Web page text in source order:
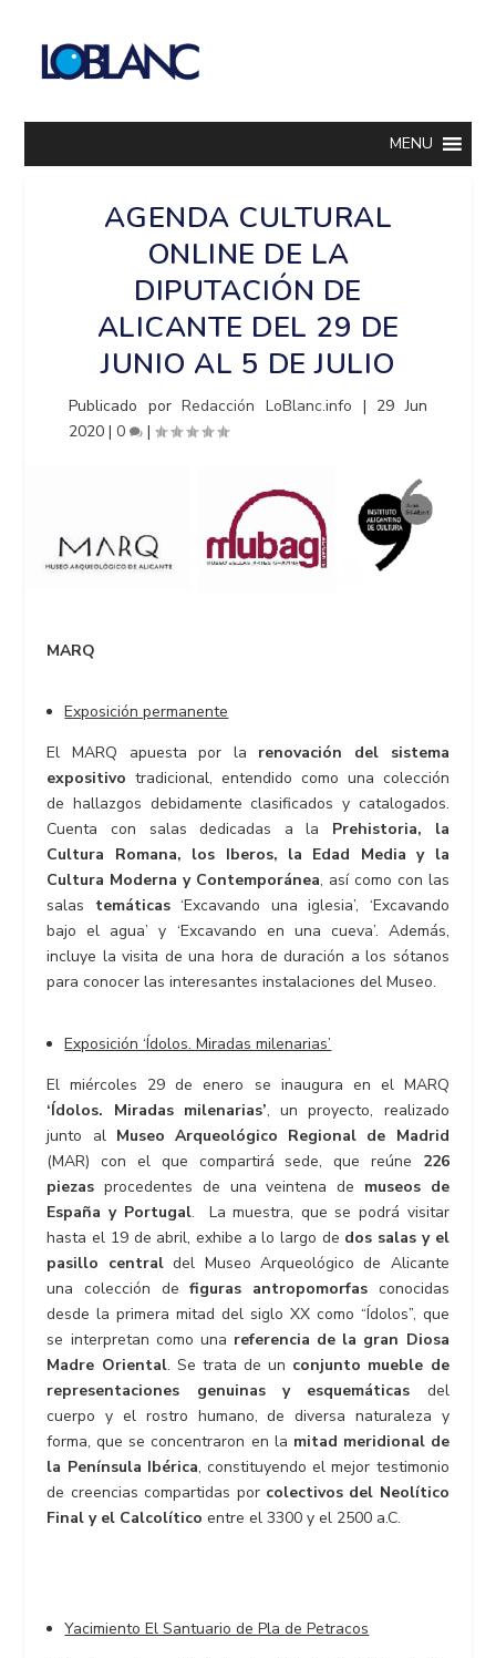
MENU
AGENDA CULTURAL
ONLINE DE LA
DIPUTACIÓN DE
ALICANTE DEL 29 DE
JUNIO AL 5 DE JULIO
Publicado porRedacción LoBlanc.info | 29 Jun
2020 |0 |
MARQ
Exposición permanente
El MARQ apuesta por la renovación del sistema
expositivo tradicional, entendido como una colección
de hallazgos debidamente clasificados y catalogados.
Cuenta con salas dedicadas a la Prehistoria, la
Cultura Romana, los Iberos, la Edad Media y la
Cultura Moderna y Contemporánea, así como con las
salas temáticas‘Excavando una iglesia’, ‘Excavando
bajo el agua’ y ‘Excavando en una cueva’. Además,
incluye la visita de una hora de duración a los sótanos
para conocer las interesantes instalaciones del Museo.
Exposición ‘Ídolos. Miradas milenarias’
El miércoles 29 de enero se inaugura en el MARQ
‘Ídolos. Miradas milenarias’, un proyecto, realizado
junto al Museo Arqueológico Regional de Madrid
(MAR) con el que compartirá sede, que reúne 226
piezas procedentes de una veintena de museos de
España y Portugal. La muestra, que se podrá visitar
hasta el 19 de abril, exhibe a lo largo de dos salas y el
pasillo centraldel Museo Arqueológico de Alicante
una colección defiguras antropomorfasconocidas
desde la primera mitad del siglo XX como “Ídolos”, que
se interpretan como una referencia de la gran Diosa
Madre Oriental. Se trata de un conjunto mueble de
representaciones genuinas y esquemáticas del
cuerpo y el rostro humano, de diversa naturaleza y
forma, que se concentraron en la mitad meridional de
la Península Ibérica, constituyendo el mejor testimonio
de creencias compartidas por colectivos del Neolítico
Final y el Calcolítico entre el 3300 y el 2500 a.C.
Yacimiento El Santuario de Pla de Petracos